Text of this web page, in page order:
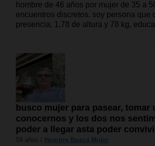
hombre de 46 años por mujer de 35 a
encuentros discretos. soy persona que
presencia, 1,78 de altura y 78 kg,
busco mujer para pasear, tomar
conocernos y los dos nos
poder a llegar asta poder
59 años / Hombre Busca Mujer